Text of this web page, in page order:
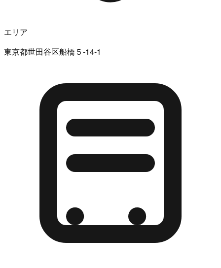
エリア
東京都世田谷区船橋５-14-1